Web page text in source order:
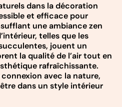
dans la décoration
et efficace pour
une ambiance zen
telles que les
jouent un
la qualité de l’air tout en
rafraîchissante.
avec la nature,
dans un style intérieur